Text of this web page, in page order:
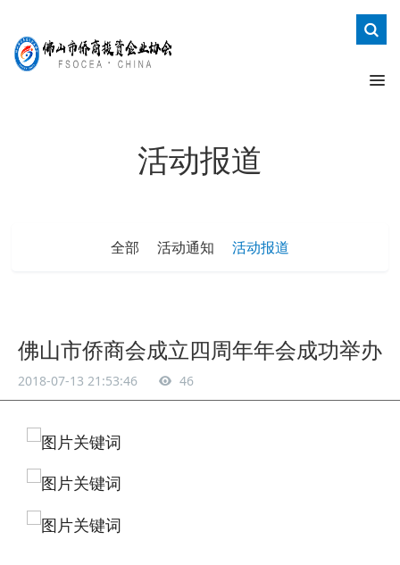
活动报道
全部 活动通知 活动报道
佛山市侨商会成立四周年年会成功举办
2018-07-13 21:53:46 46